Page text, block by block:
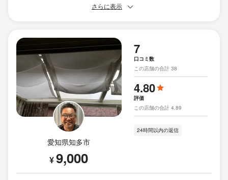
さらに表示
愛知県知多市
¥9,000
7
口コミ数
この店舗の合計 38
4.80
評価
この店舗の合計 4.89
24時間以内の返信